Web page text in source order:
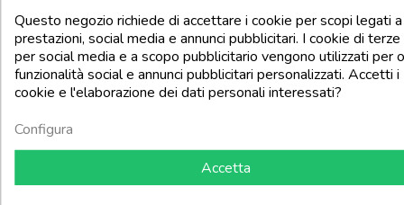
Preferiti Preferiti
Questo negozio richiede di accettare i cookie per scopi legati a
prestazioni, social media e annunci pubblicitari. I cookie di
per social media e a scopo pubblicitario vengono utilizzati per
funzionalità social e annunci pubblicitari personalizzati. Accetti i
cookie e l'elaborazione dei dati personali interessati?
Configura
Accetta